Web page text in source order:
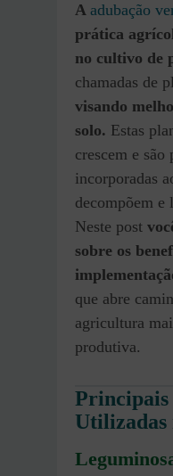
A adubação
prática
no cultivo de
chamadas de
visando
solo. Estas
crescem e são
incorporadas
decompõem e
Neste post
sobre os
que abre
agricultura
produtiva.
Principais
Utilizadas